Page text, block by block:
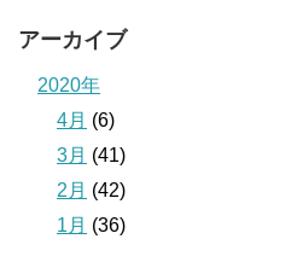
アーカイブ
2020年
4月 (6)
3月 (41)
2月 (42)
1月 (36)